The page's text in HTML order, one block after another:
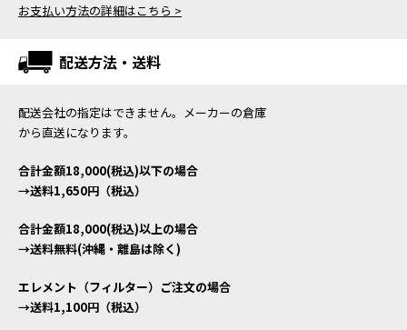
お支払い方法の詳細はこちら >
配送方法・送料
配送会社の指定はできません。メーカーの倉庫
から直送になります。
合計金額18,000(税込)以下の場合
→送料1,650円（税込）
合計金額18,000(税込)以上の場合
→送料無料(沖縄・離島は除く)
エレメント（フィルター）ご注文の場合
→送料1,100円（税込）